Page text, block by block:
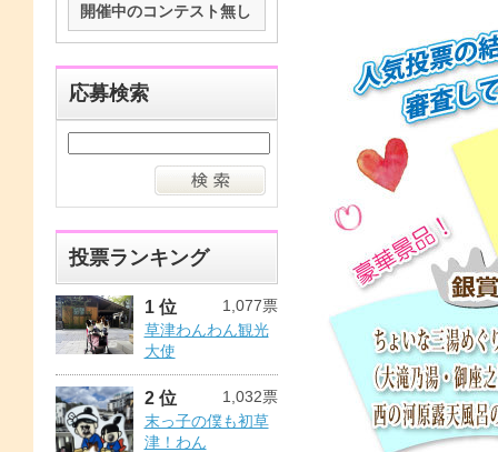
開催中のコンテスト無し
応募検索
投票ランキング
1 位
1,077票
草津わんわん観光
大使
2 位
1,032票
末っ子の僕も初草
津！わん